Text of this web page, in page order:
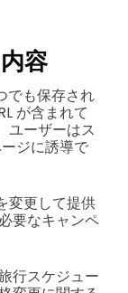
容
でも保存され
が含まれて
ユーザーはス
ジに誘導で
変更して提供
要なキャンペ
行スケジュー